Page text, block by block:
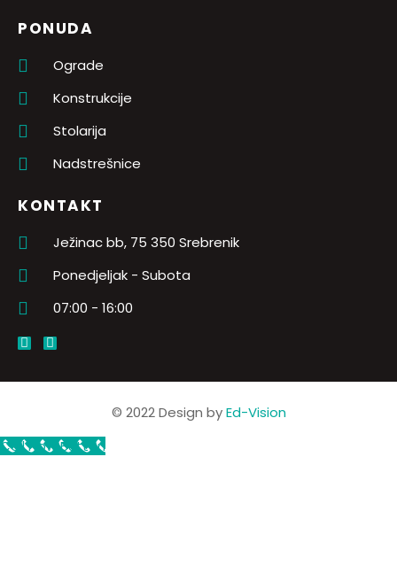
PONUDA
Ograde
Konstrukcije
Stolarija
Nadstrešnice
KONTAKT
Ježinac bb, 75 350 Srebrenik
Ponedjeljak - Subota
07:00 - 16:00
© 2022 Design byEd-Vision
Call Now Button